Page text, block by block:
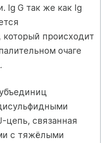
Ig G так же как Ig
который происходит
очаге
цепь, связанная
с тяжёлыми